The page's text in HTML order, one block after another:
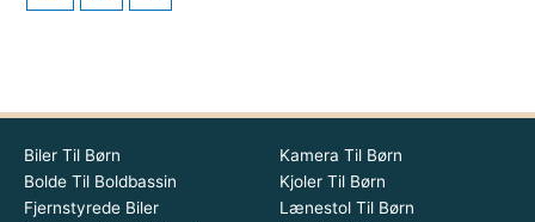
Biler Til Børn
Bolde Til Boldbassin
Fjernstyrede Biler
Kamera Til Børn
Kjoler Til Børn
Lænestol Til Børn